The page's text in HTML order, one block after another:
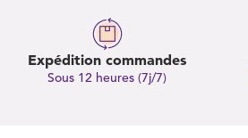
Expédition commandes
Sous 12 heures (7j/7)